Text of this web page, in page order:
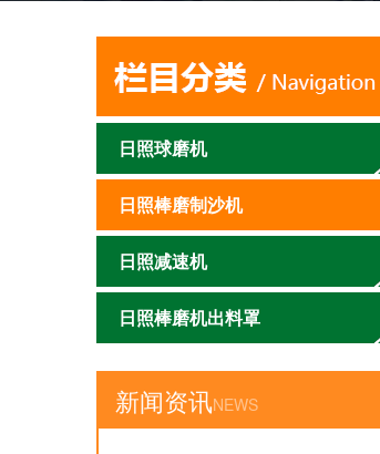
日照球磨机
日照棒磨制沙机
日照减速机
日照棒磨机出料罩
新闻资讯NEWS